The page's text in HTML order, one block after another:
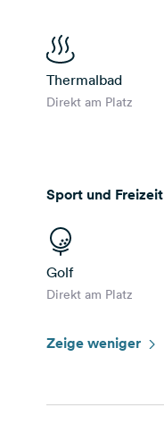
Thermalbad
Direkt am Platz
Sport und Freizeit
Golf
Direkt am Platz
Zeige weniger